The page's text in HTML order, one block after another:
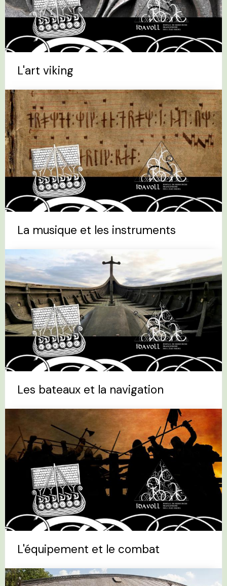
L'art viking
La musique et les instruments
Les bateaux et la navigation
L'équipement et le combat